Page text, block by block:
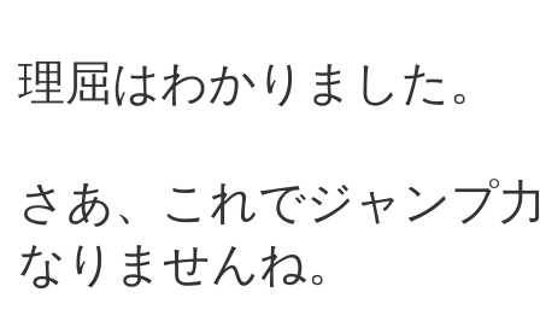
理屈はわかりました。
さあ、これでジャンプ
なりませんね。